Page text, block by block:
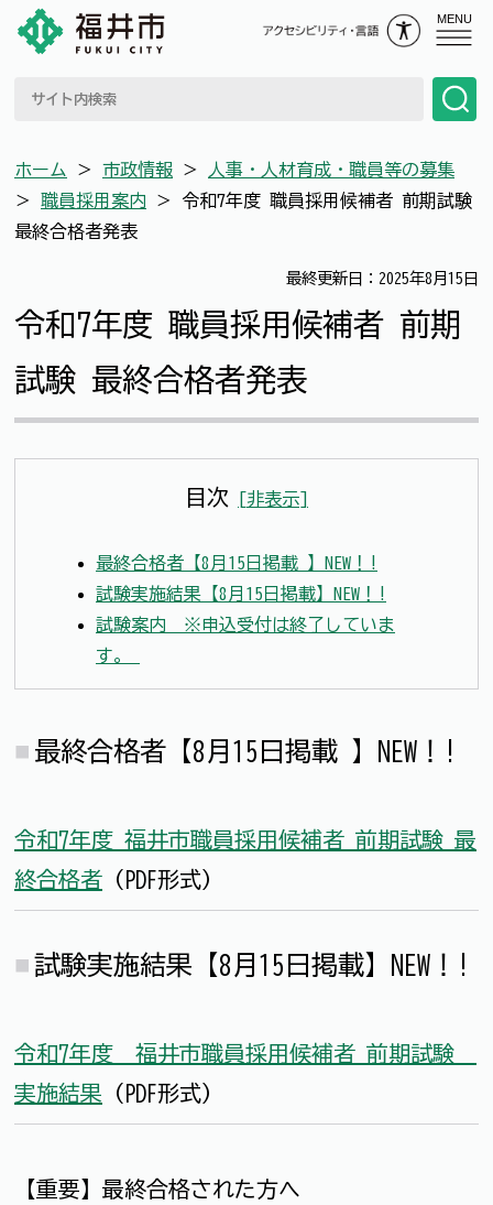
MENU
ホーム ＞ 市政情報 ＞
人事・人材育成・職員等の募集
＞
職員採用案内 ＞ 令和7年度 職員採用候補者 前期試験
最終合格者発表
最終更新日：2025年8月15日
令和7年度 職員採用候補者 前期
試験 最終合格者発表
目次 [非表示]
最終合格者【8月15日掲載 】NEW！!
試験実施結果【8月15日掲載】NEW！!
試験案内 ※申込受付は終了していま
す。
最終合格者【8月15日掲載 】NEW！!
令和7年度 福井市職員採用候補者 前期試験 最
終合格者 （PDF形式）
試験実施結果【8月15日掲載】NEW！!
令和7年度 福井市職員採用候補者 前期試験
実施結果 （PDF形式）
【重要】最終合格された方へ